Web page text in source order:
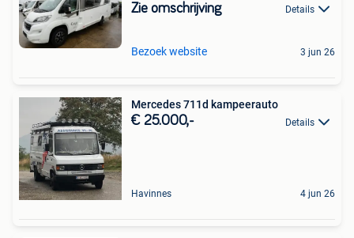
Zie omschrijving Details
Bezoek website 3 jun 26
Mercedes 711d kampeerauto
€ 25.000,- Details
Havinnes 4 jun 26